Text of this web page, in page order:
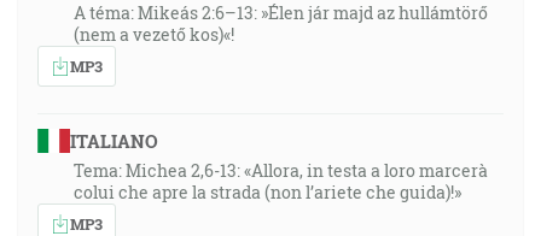
A téma: Mikeás 2:6–13: »Élen jár majd az hullámtörő
(nem a vezető kos)«!
MP3
ITALIANO
Tema: Michea 2,6-13: «Allora, in testa a loro marcerà
colui che apre la strada (non l’ariete che guida)!»
MP3